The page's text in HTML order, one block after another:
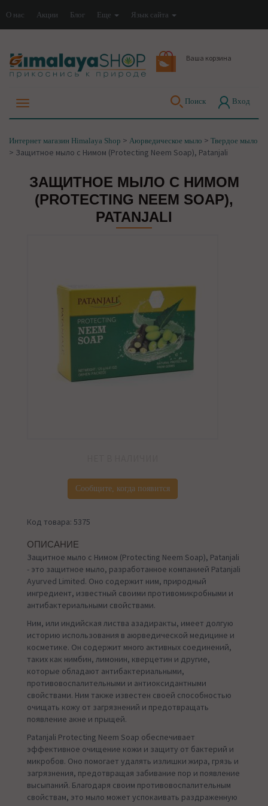
О нас Акции Блог Еще Язык сайта
Ваша корзина
Поиск Вход
Интернет магазин Himalaya Shop > Аюрведическое мыло > Твердое мыло
> Защитное мыло с Нимом (Protecting Neem Soap), Patanjali
ЗАЩИТНОЕ МЫЛО С НИМОМ
(PROTECTING NEEM SOAP),
PATANJALI
Сообщите, когда появится
Код товара: 5375
ОПИСАНИЕ
Защитное мыло с Нимом (Protecting Neem Soap), Patanjali
- это защитное мыло, разработанное компанией Patanjali
Ayurved Limited. Оно содержит ним, природный
ингредиент, известный своими противомикробными и
антибактериальными свойствами.
Ним, или индийская листва азадиракты, имеет долгую
историю использования в аюрведической медицине и
косметике. Он содержит много активных соединений,
таких как нимбин, лимонин, кверцетин и другие,
которые обладают антибактериальными,
противовоспалительными и антиоксидантными
свойствами. Ним также известен своей способностью
очищать кожу от загрязнений и предотвращать
появление акне и прыщей.
Patanjali Protecting Neem Soap обеспечивает
эффективное очищение кожи и защиту от бактерий и
микробов. Оно помогает удалять излишки жира, грязь и
загрязнения, предотвращая забивание пор и появление
высыпаний. Благодаря своим противовоспалительным
свойствам, это мыло может успокаивать раздраженную